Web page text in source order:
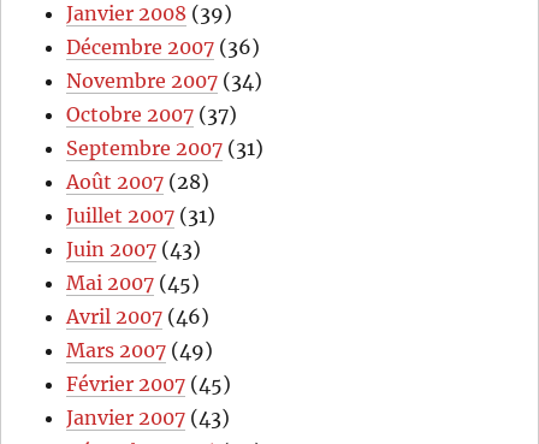
Janvier 2008 (39)
Décembre 2007 (36)
Novembre 2007 (34)
Octobre 2007 (37)
Septembre 2007 (31)
Août 2007 (28)
Juillet 2007 (31)
Juin 2007 (43)
Mai 2007 (45)
Avril 2007 (46)
Mars 2007 (49)
Février 2007 (45)
Janvier 2007 (43)